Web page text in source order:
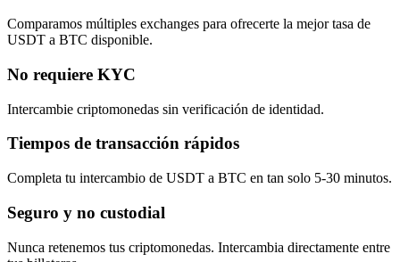
Comparamos múltiples exchanges para ofrecerte la mejor tasa de
USDT a BTC disponible.
No requiere KYC
Intercambie criptomonedas sin verificación de identidad.
Tiempos de transacción rápidos
Completa tu intercambio de USDT a BTC en tan solo 5-30 minutos.
Seguro y no custodial
Nunca retenemos tus criptomonedas. Intercambia directamente entre